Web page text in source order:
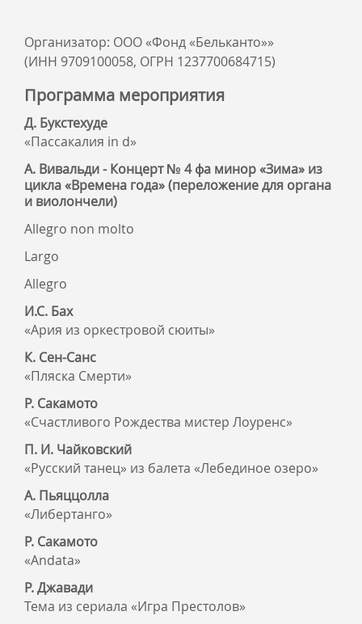
Организатор: ООО «Фонд «Бельканто»»
(ИНН 9709100058, ОГРН 1237700684715)
Программа мероприятия
Д. Букстехуде
«Пассакалия in d»
А. Вивальди - Концерт № 4 фа минор «Зима» из
цикла «Времена года» (переложение для органа
и виолончели)
Allegro non molto
Largo
Allegro
И.С. Бах
«Ария из оркестровой сюиты»
К. Сен-Санс
«Пляска Смерти»
Р. Сакамото
«Счастливого Рождества мистер Лоуренс»
П. И. Чайковский
«Русский танец» из балета «Лебединое озеро»
А. Пьяццолла
«Либертанго»
Р. Сакамото
«Andata»
Р. Джавади
Тема из сериала «Игра Престолов»